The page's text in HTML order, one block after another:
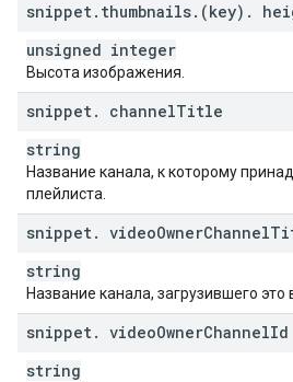
snippet. thumbnails. (key) .
unsigned integer
Высота изображения.
snippet. channelTitle
string
Название канала, к которому
плейлиста.
snippet. videoOwnerChannel
string
Название канала, загрузившего это
snippet. videoOwnerChannelId
string